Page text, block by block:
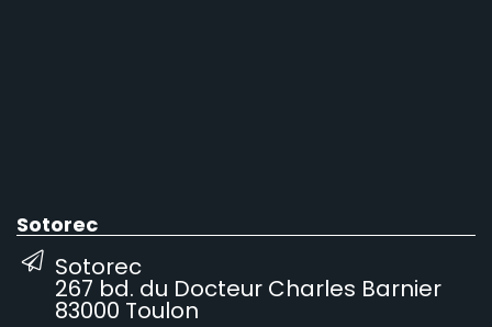
Sotorec
Sotorec
267 bd. du Docteur Charles Barnier
83000 Toulon